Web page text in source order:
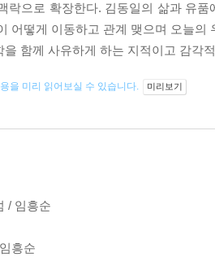
락으로 확장한다. 김동일의 삶과 유
어떻게 이동하고 관계 맺으며 오늘
을 함께 사유하게 하는 지적이고 감각
을 미리 읽어보실 수 있습니다. 미리보기
/ 임흥순
흥순